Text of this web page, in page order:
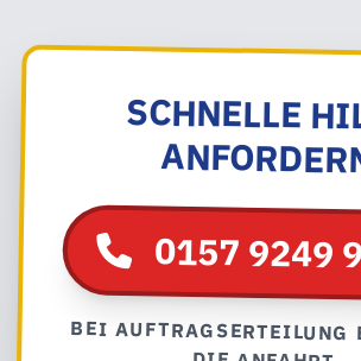
SCHNELLE
0157 9249
BEI AUFTRAGSERTEILUNG